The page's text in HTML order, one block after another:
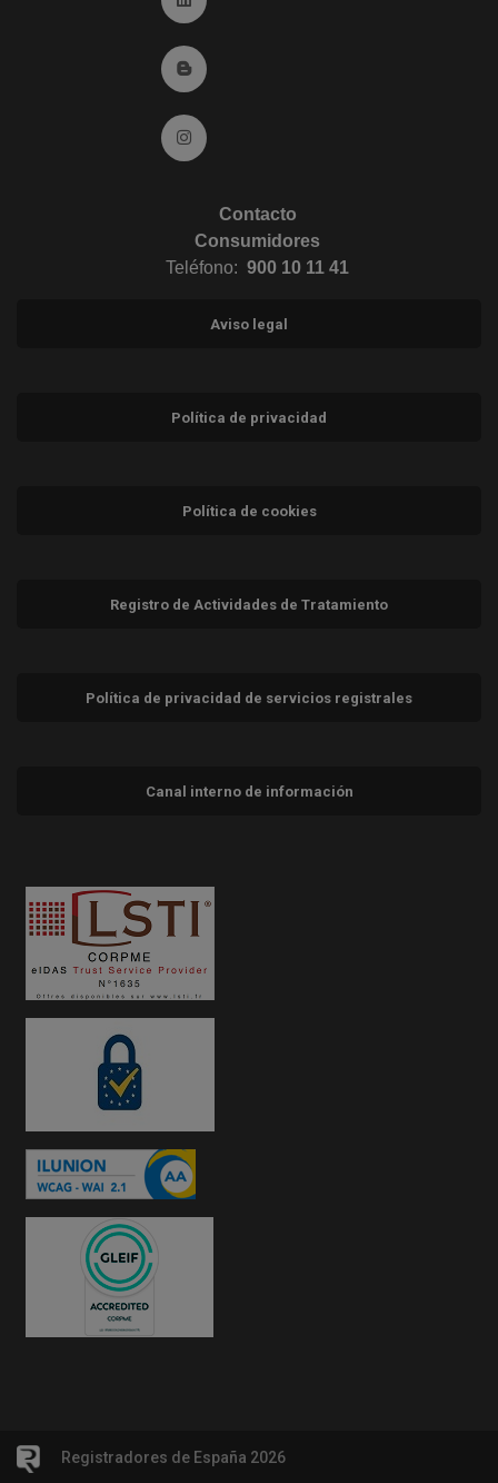
Ir al Blog (abre en ventana nueva)
Ir a Instagram (abre en ventana nueva)
Contacto
Consumidores
Teléfono: 900 10 11 41
Aviso legal
Política de privacidad
Política de cookies
Registro de Actividades de Tratamiento
Política de privacidad de servicios registrales
Canal interno de información
Registradores de España 2026